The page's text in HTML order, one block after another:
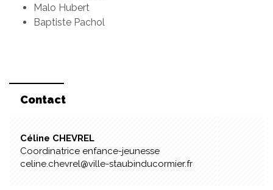
Malo Hubert
Baptiste Pachol
Contact
Céline CHEVREL
Coordinatrice enfance-jeunesse
celine.chevrel@ville-staubinducormier.fr